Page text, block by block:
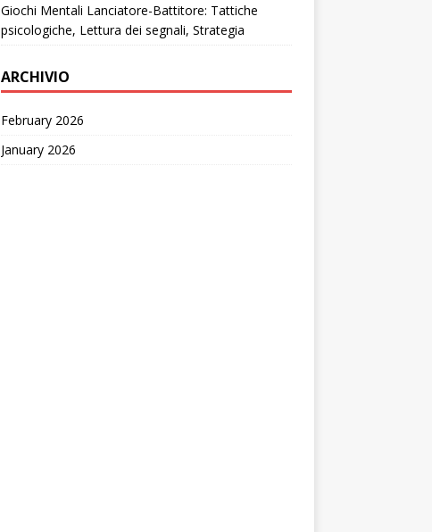
Giochi Mentali Lanciatore-Battitore: Tattiche
psicologiche, Lettura dei segnali, Strategia
ARCHIVIO
February 2026
January 2026